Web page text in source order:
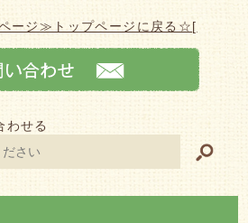
ージ≫トップページに戻る☆[
わせる